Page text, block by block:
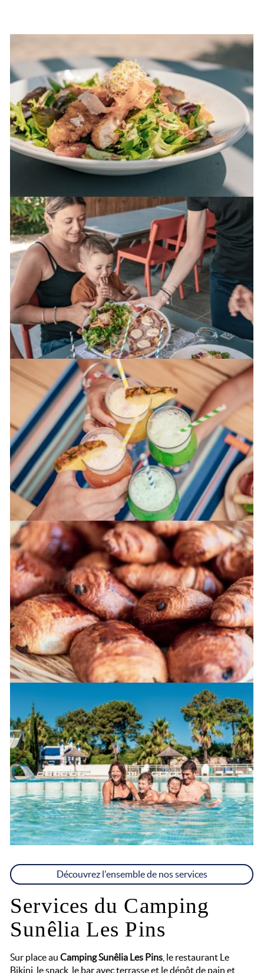
Les activités
Les infos pratiques
Découvrez l'ensemble de nos services
Services du Camping
Sunêlia Les Pins
Sur place auCamping Sunêlia Les Pins , le restaurant Le
Bikini, le snack, le bar avec terrasse et le dépôt de pain et